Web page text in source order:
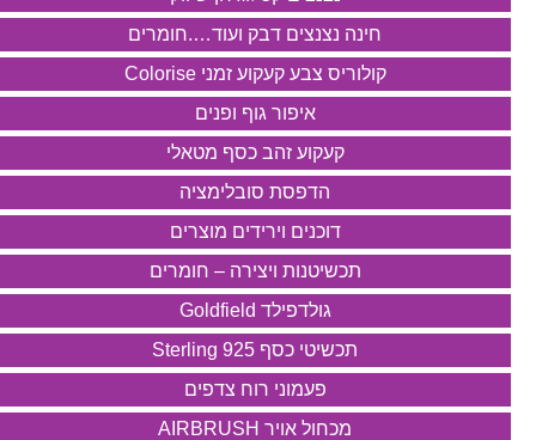
חינה נצנצים דבק ועוד….חומרים
קולוריס צבע קעקוע זמני Colorise
איפור גוף ופנים
קעקוע זהב כסף מטאלי
הדפסת סובלימציה
דוכנים וירידים מוצרים
תכשיטנות ויצירה – חומרים
גולדפילד Goldfield
תכשיטי כסף 925 Sterling
פעמוני רוח צדפים
מכחול אויר AIRBRUSH